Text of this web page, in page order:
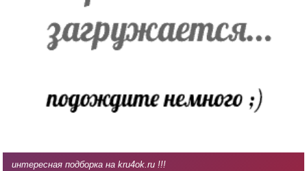
интересная подборка на kru4ok.ru !!!